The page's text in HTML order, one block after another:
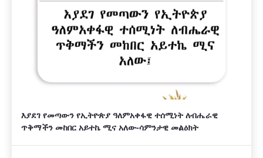
እያደገ የመጣውን የኢትዮጵያ ዓለምአቀፋዊ ተሰሚነት ለብሔራዊ
ጥቅማችን መከበር አይተኬ ሚና አለው-ሳምንታዊ መልዕክት